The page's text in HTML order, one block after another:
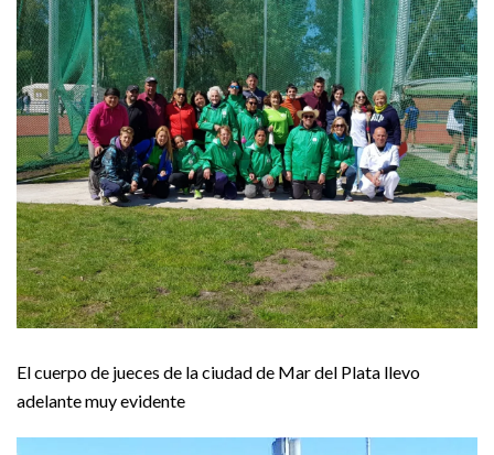
El cuerpo de jueces de la ciudad de Mar del Plata llevo
adelante muy evidente